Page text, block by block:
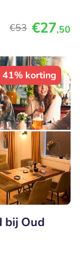
€53 €27,50
41% korting
bij Oud